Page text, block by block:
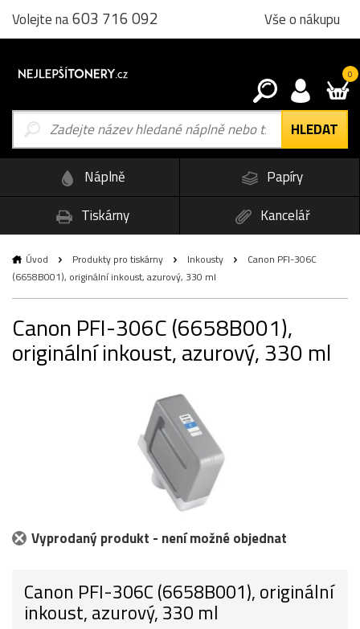
Volejte na603 716 092 Vše o nákupu
0
Náplně
Papíry
Tiskárny
Kancelář
Úvod Produkty pro tiskárny Inkousty
Canon PFI-306C
(6658B001), originální inkoust, azurový, 330 ml
Canon PFI-306C (6658B001),
originální inkoust, azurový, 330 ml
Vyprodaný produkt - není možné objednat
Canon PFI-306C (6658B001), originální
inkoust, azurový, 330 ml